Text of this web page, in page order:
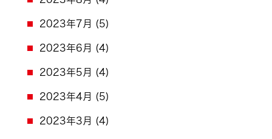
2023年7月 (5)
2023年6月 (4)
2023年5月 (4)
2023年4月 (5)
2023年3月 (4)